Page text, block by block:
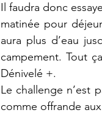
Il faudra donc
matinée pour
aura plus d’eau
campement. Tout
Dénivelé +.
Le challenge n’est
comme offrande